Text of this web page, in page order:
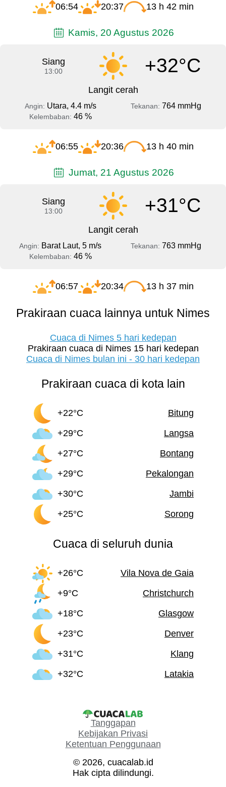
06:54 20:37 13 h 42 min
Kamis, 20 Agustus 2026
Siang
13:00 +32°C
Langit cerah
Angin: Utara, 4.4 m/s Tekanan: 764 mmHg
Kelembaban: 46 %
06:55 20:36 13 h 40 min
Jumat, 21 Agustus 2026
Siang
13:00 +31°C
Langit cerah
Angin: Barat Laut, 5 m/s Tekanan: 763 mmHg
Kelembaban: 46 %
06:57 20:34 13 h 37 min
Prakiraan cuaca lainnya untuk Nimes
Cuaca di Nimes 5 hari kedepan
Prakiraan cuaca di Nimes 15 hari kedepan
Cuaca di Nimes bulan ini - 30 hari kedepan
Prakiraan cuaca di kota lain
+22°C
Bitung
+29°C
Langsa
+27°C
Bontang
+29°C
Pekalongan
+30°C
Jambi
+25°C
Sorong
Cuaca di seluruh dunia
+26°C
Vila Nova de Gaia
+9°C
Christchurch
+18°C
Glasgow
+23°C
Denver
+31°C
Klang
+32°C
Latakia
Tanggapan
Kebijakan Privasi
Ketentuan Penggunaan
© 2026, cuacalab.id
Hak cipta dilindungi.